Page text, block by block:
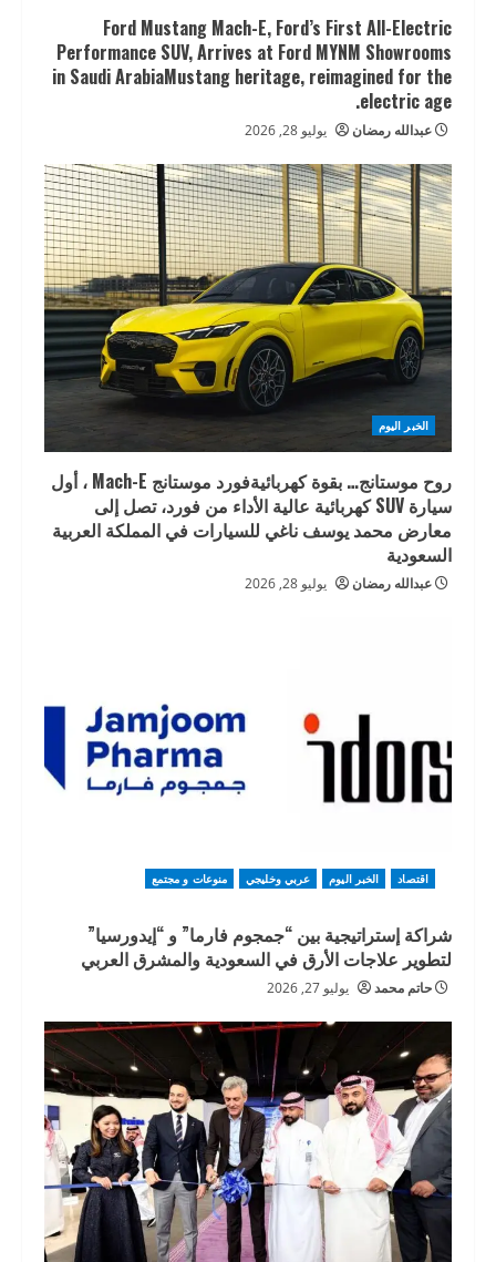
Ford Mustang Mach-E, Ford’s First All-Electric
Performance SUV, Arrives at Ford MYNM Showrooms
in Saudi ArabiaMustang heritage, reimagined for the
electric age.
عبدالله رمضان يوليو 28, 2026
الخبر اليوم
روح موستانج… بقوة كهربائيةفورد موستانج Mach-E ، أول
سيارة SUV كهربائية عالية الأداء من فورد، تصل إلى
معارض محمد يوسف ناغي للسيارات في المملكة العربية
السعودية
عبدالله رمضان يوليو 28, 2026
اقتصاد الخبر اليوم عربي وخليجي منوعات و مجتمع
شراكة إستراتيجية بين “جمجوم فارما” و “إيدورسيا”
لتطوير علاجات الأرق في السعودية والمشرق العربي
حاتم محمد يوليو 27, 2026